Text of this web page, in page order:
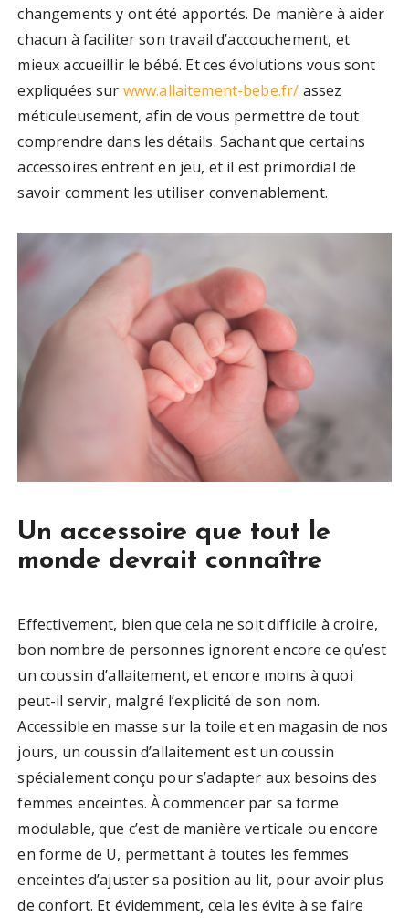
changements y ont été apportés. De manière à aider
chacun à faciliter son travail d’accouchement, et
mieux accueillir le bébé. Et ces évolutions vous sont
expliquées sur www.allaitement-bebe.fr/ assez
méticuleusement, afin de vous permettre de tout
comprendre dans les détails. Sachant que certains
accessoires entrent en jeu, et il est primordial de
savoir comment les utiliser convenablement.
Un accessoire que tout le
monde devrait connaître
Effectivement, bien que cela ne soit difficile à croire,
bon nombre de personnes ignorent encore ce qu’est
un coussin d’allaitement, et encore moins à quoi
peut-il servir, malgré l’explicité de son nom.
Accessible en masse sur la toile et en magasin de nos
jours, un coussin d’allaitement est un coussin
spécialement conçu pour s’adapter aux besoins des
femmes enceintes. À commencer par sa forme
modulable, que c’est de manière verticale ou encore
en forme de U, permettant à toutes les femmes
enceintes d’ajuster sa position au lit, pour avoir plus
de confort. Et évidemment, cela les évite à se faire